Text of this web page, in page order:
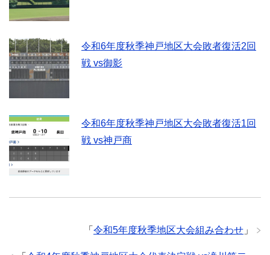
令和6年度秋季神戸地区大会敗者復活2回
戦 vs御影
令和6年度秋季神戸地区大会敗者復活1回
戦 vs神戸商
「 令和5年度秋季地区大会組み合わせ 」